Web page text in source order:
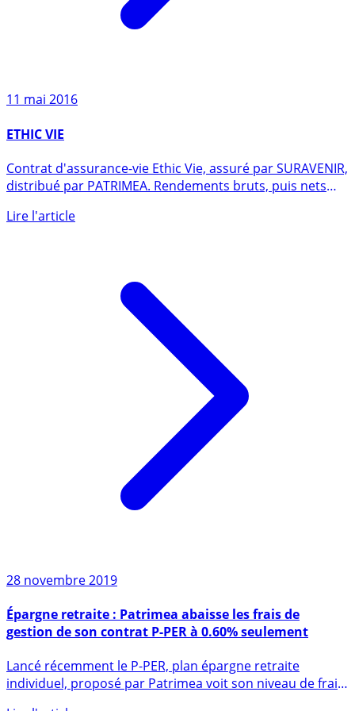
11 mai 2016
ETHIC VIE
distribué par PATRIMEA. Rendements bruts, puis nets
28 novembre 2019
gestion de son contrat P-PER à 0.60% seulement